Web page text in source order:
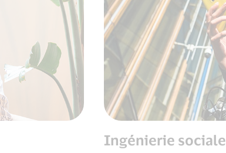
Ingénierie sociale